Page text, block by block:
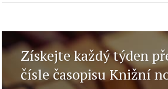
Získejte každý týden
čísle časopisu Knižní